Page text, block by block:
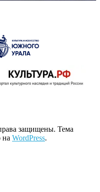
защищены. Тема
на WordPress.